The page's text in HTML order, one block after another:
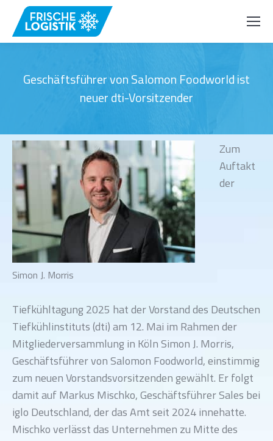
Geschäftsführer von Salomon Foodworld ist
neuer dti-Vorsitzender
Simon J. Morris
Zum
Auftakt
der
Tiefkühltagung 2025 hat der Vorstand des Deutschen
Tiefkühlinstituts (dti) am 12. Mai im Rahmen der
Mitgliederversammlung in Köln Simon J. Morris,
Geschäftsführer von Salomon Foodworld, einstimmig
zum neuen Vorstandsvorsitzenden gewählt. Er folgt
damit auf Markus Mischko, Geschäftsführer Sales bei
iglo Deutschland, der das Amt seit 2024 innehatte.
Mischko verlässt das Unternehmen zu Mitte des